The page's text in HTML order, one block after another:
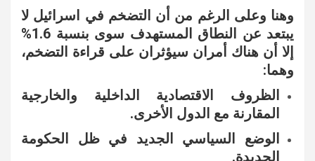
وهنا وعلى الرغم من أن التضخم في اسرائيل لا
يبتعد عن النطاق المستهدف سوى بنسبة 1.6%
إلا أن هناك أمران سيؤثران على قراءة التضخم،
وهما:
الظروف الاقتصادية الداخلية والخارجية
المقارنة مع الدول الأخرى.
الوضع السياسي الجديد في ظل الحكومة
الجديدة.